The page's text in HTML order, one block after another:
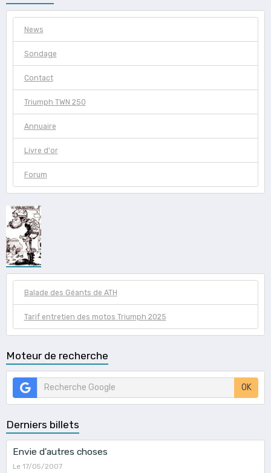
News
Sondage
Contact
Triumph TWN 250
Annuaire
Livre d'or
Forum
Balade des Géants de ATH
Tarif entretien des motos Triumph 2025
Moteur de recherche
OK
Derniers billets
Envie d'autres choses
Le 17/05/2007